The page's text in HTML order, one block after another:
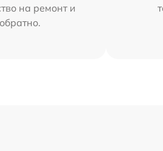
на ремонт и
обратно.